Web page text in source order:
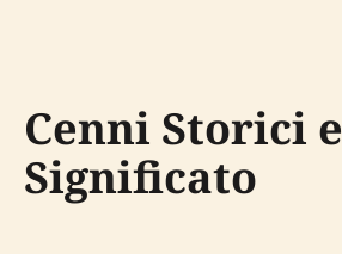
Cenni Storici e
Significato